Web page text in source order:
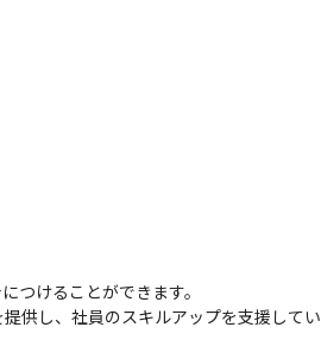
つけることができます。
供し、社員のスキルアップを支援してい